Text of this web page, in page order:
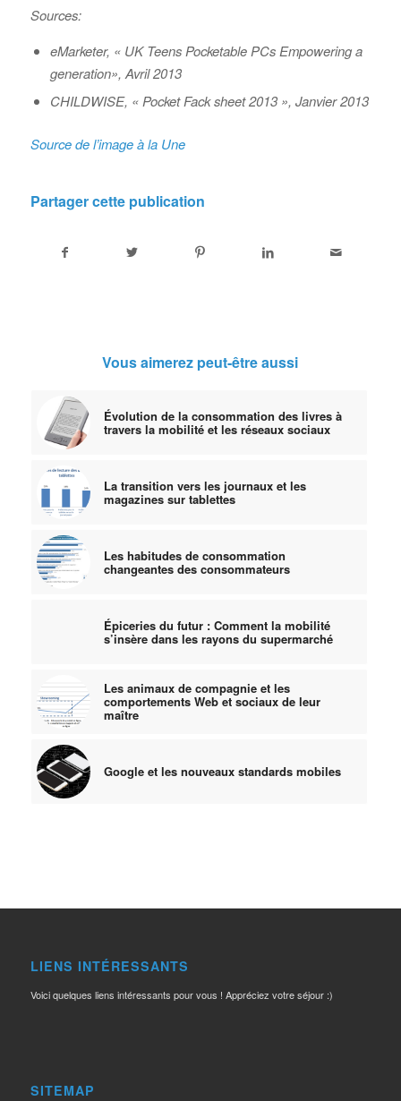
Sources:
eMarketer, « UK Teens Pocketable PCs Empowering a
generation», Avril 2013
CHILDWISE, « Pocket Fack sheet 2013 », Janvier 2013
Source de l’image à la Une
Partager cette publication
Vous aimerez peut-être aussi
Évolution de la consommation des livres à
travers la mobilité et les réseaux sociaux
La transition vers les journaux et les
magazines sur tablettes
Les habitudes de consommation
changeantes des consommateurs
Épiceries du futur : Comment la mobilité
s’insère dans les rayons du supermarché
Les animaux de compagnie et les
comportements Web et sociaux de leur
maître
Google et les nouveaux standards mobiles
LIENS INTÉRESSANTS
Voici quelques liens intéressants pour vous ! Appréciez votre séjour :)
SITEMAP